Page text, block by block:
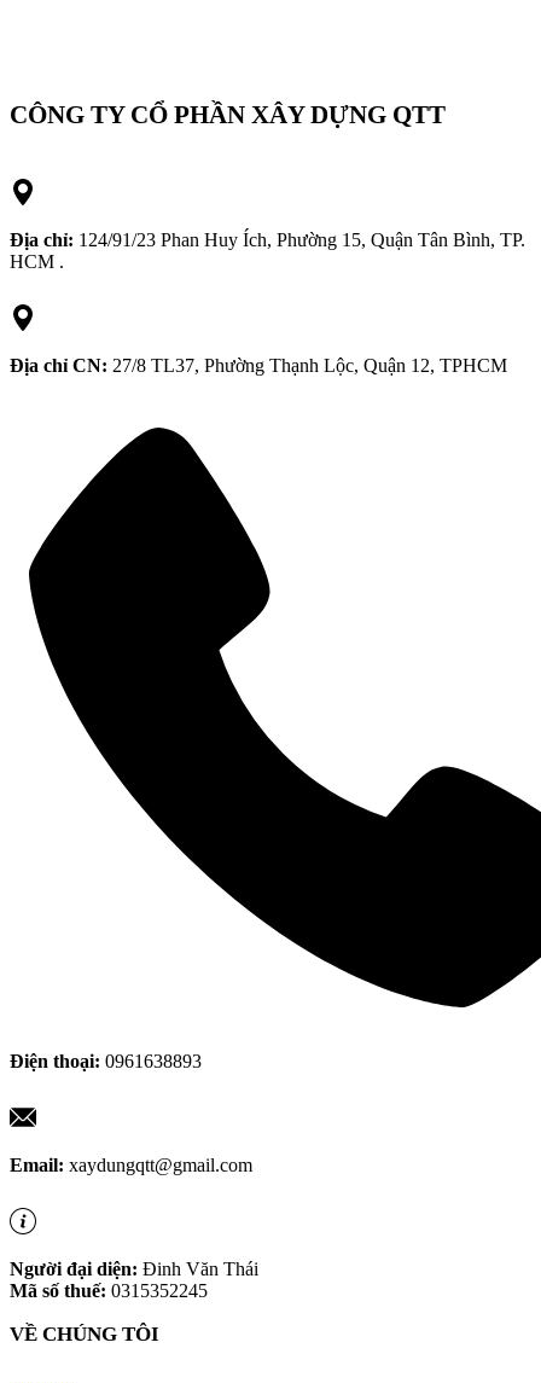
CÔNG TY CỔ PHẦN XÂY DỰNG QTT
Địa chỉ: 124/91/23 Phan Huy Ích, Phường 15, Quận Tân Bình, TP.
HCM .
Địa chỉ CN: 27/8 TL37, Phường Thạnh Lộc, Quận 12, TPHCM
Điện thoại: 0961638893
Email: xaydungqtt@gmail.com
Người đại diện: Đinh Văn Thái
Mã số thuế: 0315352245
VỀ CHÚNG TÔI